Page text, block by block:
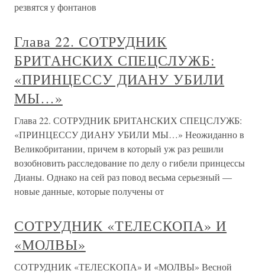
резвятся у фонтанов
Глава 22. СОТРУДНИК
БРИТАНСКИХ СПЕЦСЛУЖБ:
«ПРИНЦЕССУ ДИАНУ УБИЛИ
МЫ…»
Глава 22. СОТРУДНИК БРИТАНСКИХ СПЕЦСЛУЖБ:
«ПРИНЦЕССУ ДИАНУ УБИЛИ МЫ…» Неожиданно в
Великобритании, причем в который уж раз решили
возобновить расследование по делу о гибели принцессы
Дианы. Однако на сей раз повод весьма серьезный —
новые данные, которые получены от
СОТРУДНИК «ТЕЛЕСКОПА» И
«МОЛВЫ»
СОТРУДНИК «ТЕЛЕСКОПА» И «МОЛВЫ» Весной